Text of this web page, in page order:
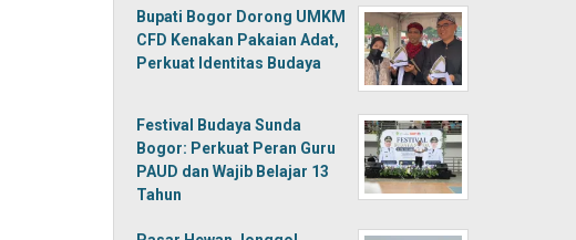
Bupati Bogor Dorong UMKM
CFD Kenakan Pakaian Adat,
Perkuat Identitas Budaya
Festival Budaya Sunda
Bogor: Perkuat Peran Guru
PAUD dan Wajib Belajar 13
Tahun